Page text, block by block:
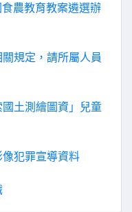
農教育教案遴選辦
規定，請所屬人員
土測繪圖資」兒童
犯罪宣導資料